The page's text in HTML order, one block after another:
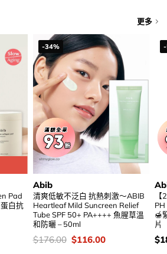
更多
Pad
白抗
-34%
Abib
清爽低敏不泛白 抗熱刺激～ABIB
Heartleaf Mild Suncreen Relief
Tube SPF 50+ PA++++ 魚腥草溫
和防曬 – 50ml
價
錢：
$176.00 Original
price
$116.00Current
🍯
片
價
錢
$